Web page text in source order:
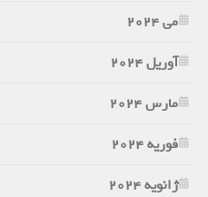
می 2024
آوریل 2024
مارس 2024
فوریه 2024
ژانویه 2024